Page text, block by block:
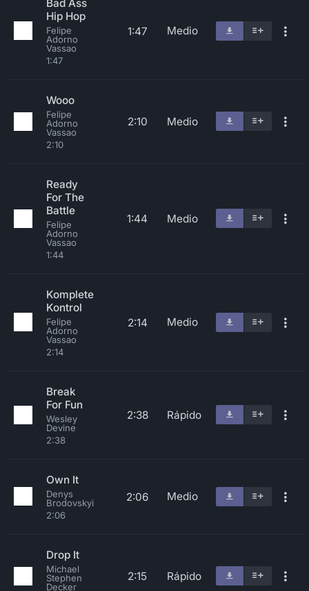
Bad Ass
Hip Hop
Felipe
Adorno
Vassao
1:47
1:47 Medio
Wooo
Felipe
Adorno
Vassao
2:10
2:10 Medio
Ready
For The
Battle
Felipe
Adorno
Vassao
1:44
1:44 Medio
Komplete
Kontrol
Felipe
Adorno
Vassao
2:14
2:14 Medio
Break
For Fun
Wesley
Devine
2:38
2:38 Rápido
Own It
Denys
Brodovskyi
2:06
2:06 Medio
Drop It
Michael
Stephen
Decker
2:15 Rápido